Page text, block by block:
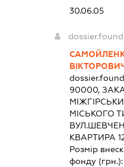
30.06.05
90000,
МІСЬКОГО
КВАРТИРА
Розмір
фонду (грн.):